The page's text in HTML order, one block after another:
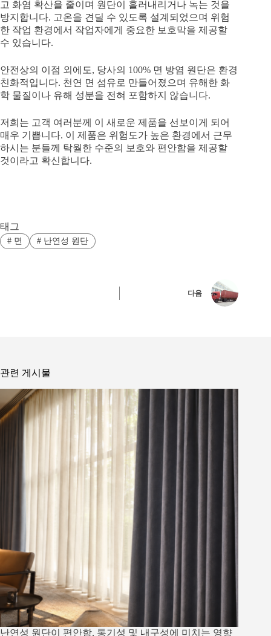
고 화염 확산을 줄이며 원단이 흘러내리거나 녹는 것을
방지합니다. 고온을 견딜 수 있도록 설계되었으며 위험
한 작업 환경에서 작업자에게 중요한 보호막을 제공할
수 있습니다.
안전상의 이점 외에도, 당사의 100% 면 방염 원단은 환경
친화적입니다. 천연 면 섬유로 만들어졌으며 유해한 화
학 물질이나 유해 성분을 전혀 포함하지 않습니다.
저희는 고객 여러분께 이 새로운 제품을 선보이게 되어
매우 기쁩니다. 이 제품은 위험도가 높은 환경에서 근무
하시는 분들께 탁월한 수준의 보호와 편안함을 제공할
것이라고 확신합니다.
태그
#면 #난연성 원단
다음
관련 게시물
난연성 원단이 편안함, 통기성 및 내구성에 미치는 영향